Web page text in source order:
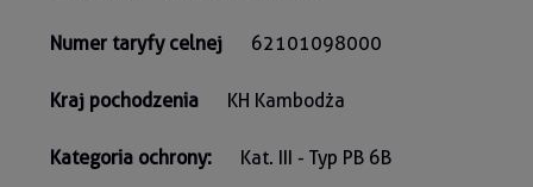
Numer taryfy celnej 62101098000
Kraj pochodzenia KH Kambodża
Kategoria ochrony: Kat. III - Typ PB 6B